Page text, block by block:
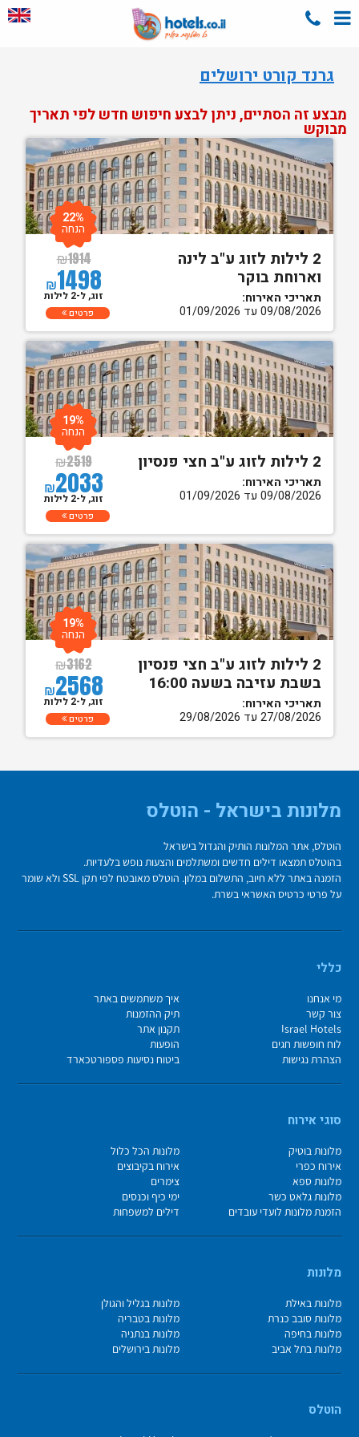
גרנד קורט ירושלים
מבצע זה הסתיים, ניתן לבצע חיפוש חדש לפי תאריך
מבוקש
2 לילות לזוג ע"ב לינה
וארוחת בוקר
תאריכי האירוח:
09/08/2026 עד 01/09/2026
₪1914
₪1498
22%
הנחה
זוג, ל-2 לילות
פרטים
2 לילות לזוג ע"ב חצי פנסיון
תאריכי האירוח:
09/08/2026 עד 01/09/2026
₪2519
₪2033
19%
הנחה
זוג, ל-2 לילות
פרטים
2 לילות לזוג ע"ב חצי פנסיון
בשבת עזיבה בשעה 16:00
תאריכי האירוח:
27/08/2026 עד 29/08/2026
₪3162
₪2568
19%
הנחה
זוג, ל-2 לילות
פרטים
מלונות בישראל - הוטלס
הוטלס, אתר המלונות הותיק והגדול בישראל
בהוטלס תמצאו דילים חדשים ומשתלמים והצעות נופש בלעדיות.
הזמנה באתר ללא חיוב, התשלום במלון. הוטלס מאובטח לפי תקן SSL ולא שומר
על פרטי כרטיס האשראי בשרת.
כללי
מי אנחנו
איך משתמשים באתר
צור קשר
תיק ההזמנות
Israel Hotels
תקנון אתר
לוח חופשות חגים
הופעות
הצהרת נגישות
ביטוח נסיעות פספורטכארד
סוגי אירוח
מלונות בוטיק
מלונות הכל כלול
אירוח כפרי
אירוח בקיבוצים
מלונות ספא
צימרים
מלונות גלאט כשר
ימי כיף וכנסים
הזמנת מלונות לועדי עובדים
דילים למשפחות
מלונות
מלונות באילת
מלונות בגליל והגולן
מלונות סובב כנרת
מלונות בטבריה
מלונות בחיפה
מלונות בנתניה
מלונות בתל אביב
מלונות בירושלים
הוטלס